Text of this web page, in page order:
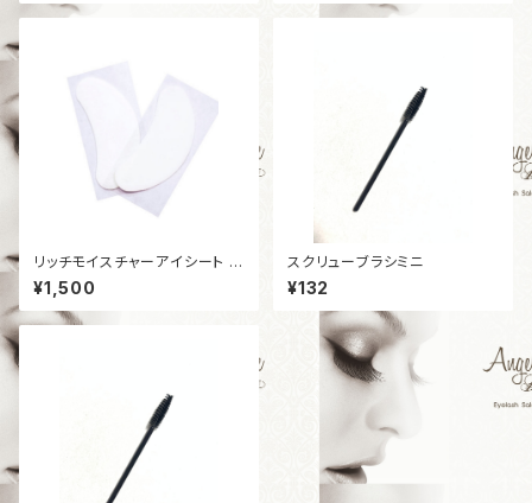
リッチモイスチャーアイシート 5
パック
¥1,500
スクリューブラシミニ
¥132